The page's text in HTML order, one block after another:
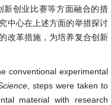
新创业比赛等方面融合的措
中心在上述方面的举措探讨
改革措施，为培养复合创新
conventional experimental
, steps were taken to
material with research